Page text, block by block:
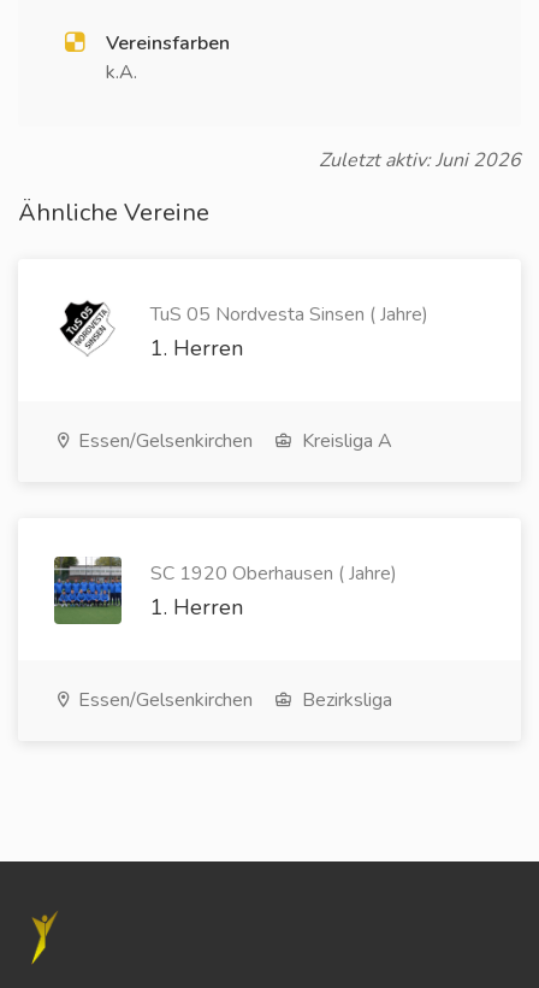
Vereinsfarben
k.A.
Zuletzt aktiv: Juni 2026
Ähnliche Vereine
TuS 05 Nordvesta Sinsen ( Jahre)
1. Herren
Essen/Gelsenkirchen Kreisliga A
SC 1920 Oberhausen ( Jahre)
1. Herren
Essen/Gelsenkirchen Bezirksliga